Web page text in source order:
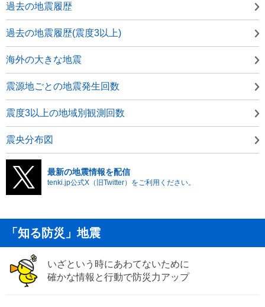
過去の地震履歴
過去の地震履歴(震度3以上)
海外の大きな地震
震源地ごとの地震発生回数
震度3以上の地域別観測回数
震央分布図
最新の地震情報を配信
tenki.jp公式X（旧Twitter）をご利用ください。
「知る防災」地震
いざという時にあわてないために
確かな情報と行動で防災力アップ